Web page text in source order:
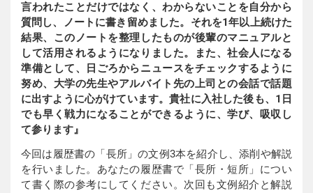
言われたことだけではなく、わからないことを自分から
質問し、ノートに書き留めました。それを1年以上続けた
結果、このノートを整理したものが後輩のマニュアルと
して活用されるようになりました。また、社会人になる
準備として、日ごろからニュースをチェックするように
努め、大学の先生やアルバイト先の上司との会話で話題
に出すように心がけています。貴社に入社した後も、1日
でも早く戦力になることができるように、学び、吸収し
て参ります』
今回は履歴書の「長所」の文例3本を紹介し、添削や解説
を行いました。あなたの履歴書で「長所・短所」につい
て書く際の参考にしてください。次回も文例紹介と解説